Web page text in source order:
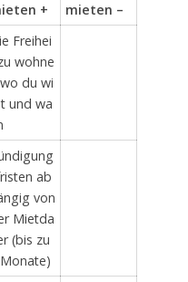
+ mieten –
Freihei
wohne
du wi
und wa
ab
von
Mietda
(bis zu